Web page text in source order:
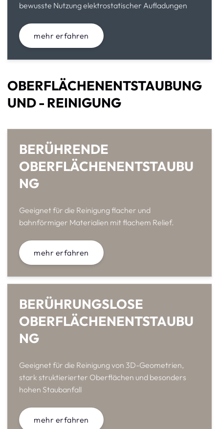
bewusste Nutzung elektrostatischer Aufladungen
mehr erfahren
OBERFLÄCHENENTSTAUBUNG
UND - REINIGUNG
BERÜHRENDE
OBERFLÄCHENENTSTAUBU
NG
Geeignet für die Reinigung flacher und
bahnförmiger Materialien mit flachem Relief.
mehr erfahren
BERÜHRUNGSLOSE
OBERFLÄCHENENTSTAUBU
NG
Geeignet für die Reinigung von 3D-Geometrien,
stark struktierierter Oberflächen und besonders
hohen Staubanfall
mehr erfahren